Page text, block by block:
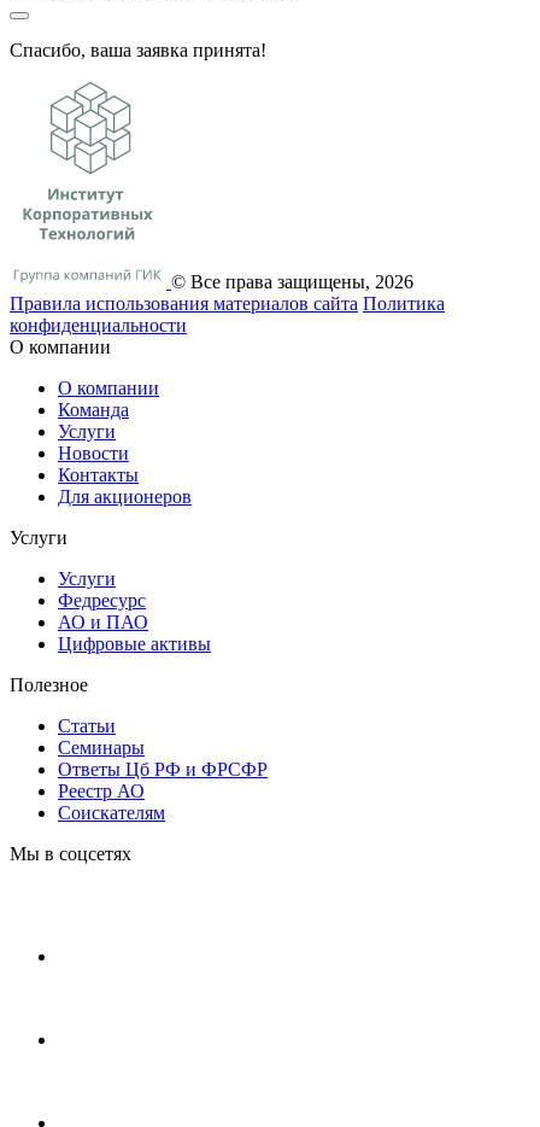
Спасибо, ваша заявка принята!
© Все права защищены, 2026
Правила использования материалов сайта Политика
конфиденциальности
О компании
О компании
Команда
Услуги
Новости
Контакты
Для акционеров
Услуги
Услуги
Федресурс
АО и ПАО
Цифровые активы
Полезное
Статьи
Cеминары
Ответы Цб РФ и ФРСФР
Реестр АО
Соискателям
Мы в соцсетях